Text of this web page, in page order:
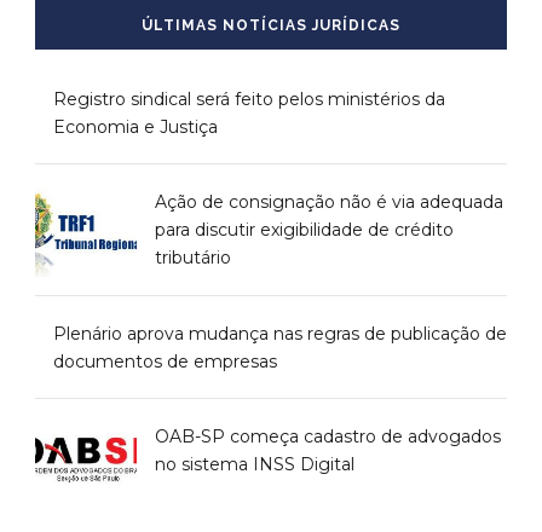
ÚLTIMAS NOTÍCIAS JURÍDICAS
Registro sindical será feito pelos ministérios da
Economia e Justiça
Ação de consignação não é via adequada
para discutir exigibilidade de crédito
tributário
Plenário aprova mudança nas regras de publicação de
documentos de empresas
OAB-SP começa cadastro de advogados
no sistema INSS Digital